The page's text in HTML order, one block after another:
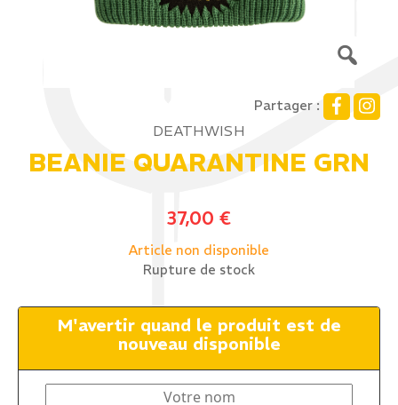
Partager :
DEATHWISH
BEANIE QUARANTINE GRN
37,00 €
Article non disponible
Rupture de stock
M'avertir quand le produit est de
nouveau disponible